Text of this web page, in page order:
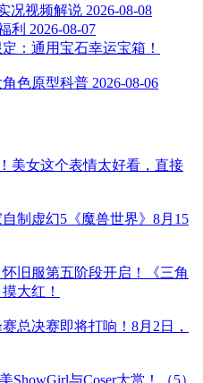
况视频解说 2026-08-08
利 2026-08-07
：通用宝石幸运宝箱！
角色原型科普 2026-08-06
美女这个表情太好看，直接
制虚幻5《魔兽世界》8月15
旧服第五阶段开启！《三角
大红！
总决赛即将打响！8月2日，
ShowGirl与Coser大赏！（5）